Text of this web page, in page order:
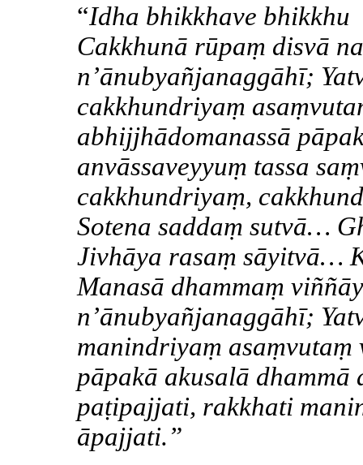
“Idha bhikkhave bhikkhu
Cakkhunā rūpaṃ disvā
n’ānubyañjanaggāhī;
cakkhundriyaṃ
abhijjhādomanassā
anvāssaveyyuṃ tassa
cakkhundriyaṃ,
Sotena saddaṃ sutvā…
Jivhāya rasaṃ sāyitvā…
Manasā dhammaṃ
n’ānubyañjanaggāhī;
manindriyaṃ
pāpakā akusalā dhammā
paṭipajjati, rakkhati
āpajjati.”